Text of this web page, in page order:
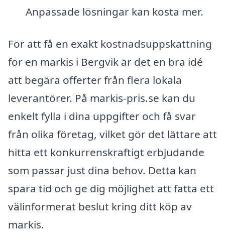
Anpassade lösningar kan kosta mer.
För att få en exakt kostnadsuppskattning
för en markis i Bergvik är det en bra idé
att begära offerter från flera lokala
leverantörer. På markis-pris.se kan du
enkelt fylla i dina uppgifter och få svar
från olika företag, vilket gör det lättare att
hitta ett konkurrenskraftigt erbjudande
som passar just dina behov. Detta kan
spara tid och ge dig möjlighet att fatta ett
välinformerat beslut kring ditt köp av
markis.